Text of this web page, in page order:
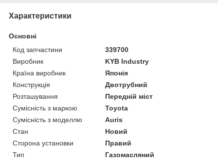
Характеристики
Основні
Код запчастини
339700
Виробник
KYB Industry
Країна виробник
Японія
Конструкція
Двотрубний
Розташування
Передній міст
Сумісність з маркою
Toyota
Сумісність з моделлю
Auris
Стан
Новий
Сторона установки
Правий
Тип
Газомасляний